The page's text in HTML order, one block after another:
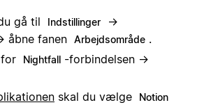
gå til
Indstillinger →
åbne fanen Arbejdsområde .
Nightfall -forbindelsen →
skal du vælge Notion